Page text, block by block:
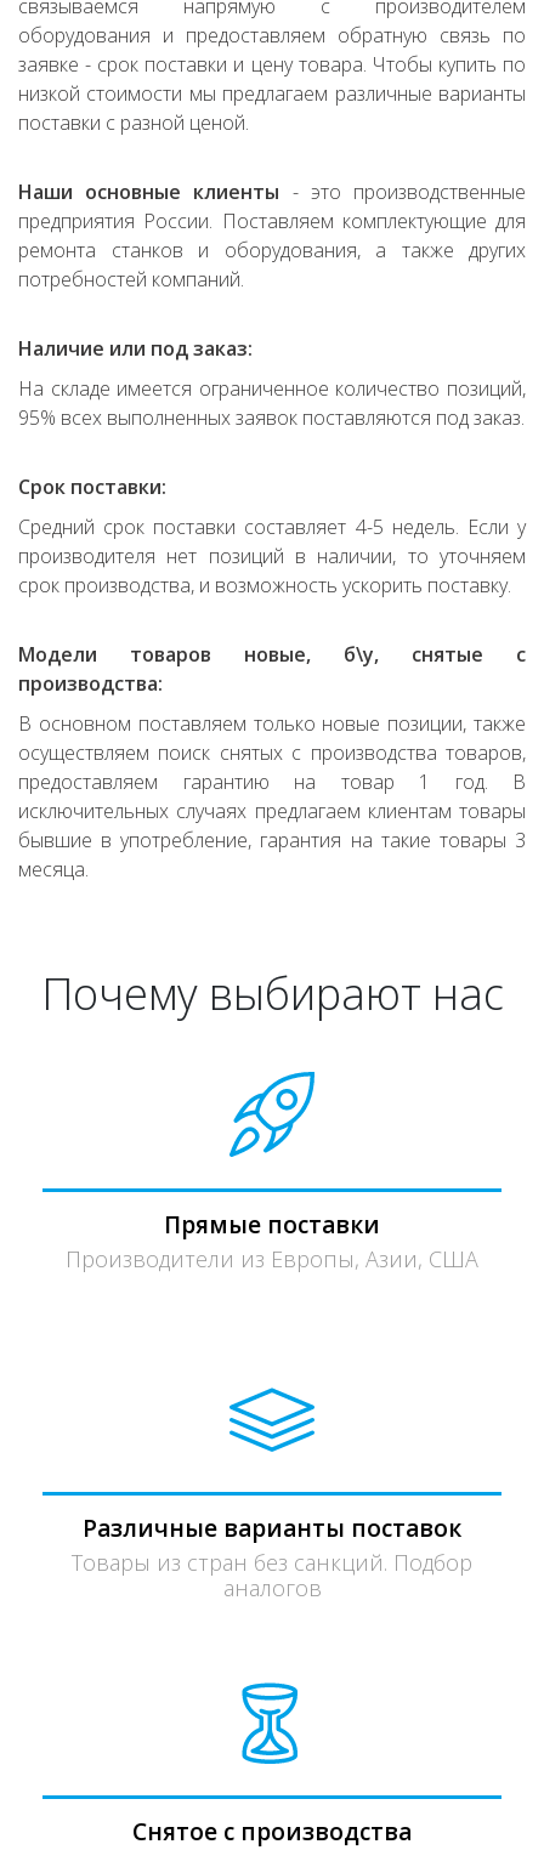
связываемся напрямую с производителем
оборудования и предоставляем обратную связь по
заявке - срок поставки и цену товара. Чтобы купить по
низкой стоимости мы предлагаем различные варианты
поставки с разной ценой.
Наши основные клиенты - это производственные
предприятия России. Поставляем комплектующие для
ремонта станков и оборудования, а также других
потребностей компаний.
Наличие или под заказ:
На складе имеется ограниченное количество позиций,
95% всех выполненных заявок поставляются под заказ.
Срок поставки:
Средний срок поставки составляет 4-5 недель. Если у
производителя нет позиций в наличии, то уточняем
срок производства, и возможность ускорить поставку.
Модели товаров новые, б\у, снятые с
производства:
В основном поставляем только новые позиции, также
осуществляем поиск снятых с производства товаров,
предоставляем гарантию на товар 1 год. В
исключительных случаях предлагаем клиентам товары
бывшие в употребление, гарантия на такие товары 3
месяца.
Почему выбирают нас
Прямые поставки
Производители из Европы, Азии, США
Различные варианты поставок
Товары из стран без санкций. Подбор
аналогов
Снятое с производства